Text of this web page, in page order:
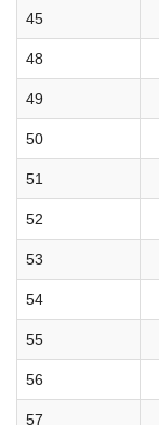
45
48
49
50
51
52
53
54
55
56
57